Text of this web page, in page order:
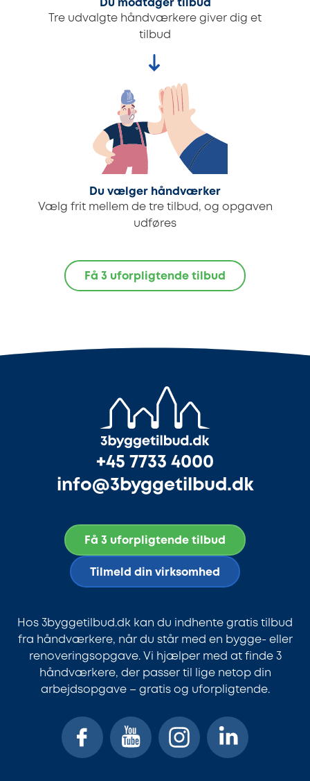
Du modtager tilbud
Tre udvalgte håndværkere giver dig et
tilbud
Du vælger håndværker
Vælg frit mellem de tre tilbud, og opgaven
udføres
Få 3 uforpligtende tilbud
+45 7733 4000
info@3byggetilbud.dk
Få 3 uforpligtende tilbud
Tilmeld din virksomhed
Hos 3byggetilbud.dk kan du indhente gratis tilbud
fra håndværkere, når du står med en bygge- eller
renoveringsopgave. Vi hjælper med at finde 3
håndværkere, der passer til lige netop din
arbejdsopgave – gratis og uforpligtende.